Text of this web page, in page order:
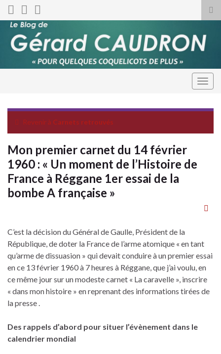
Revenir à Carnets retrouvés
Mon premier carnet du 14 février
1960 : « Un moment de l’Histoire de
France à Réggane 1er essai de la
bombe A française »
C’est la décision du Général de Gaulle, Président de la
République, de doter la France de l’arme atomique « en tant
qu’arme de dissuasion » qui devait conduire à un premier essai
en ce 13 février 1960 à 7 heures à Réggane, que j’ai voulu, en
ce même jour sur un modeste carnet « La caravelle », inscrire
« dans mon histoire » en reprenant des informations tirées de
la presse .
Des rappels d’abord pour situer l’évènement dans le
calendrier mondial